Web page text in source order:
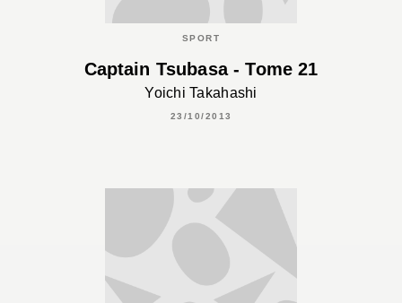
SPORT
Captain Tsubasa - Tome 21
Yoichi Takahashi
23/10/2013